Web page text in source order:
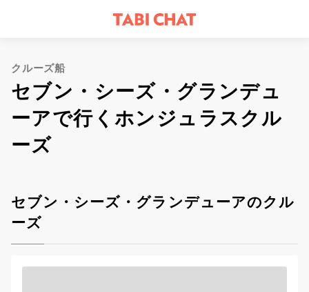
クルーズ船
セブン・シーズ・グランデュ
ーアで行くホンジュラスクル
ーズ
セブン・シーズ・グランデューアのクル
ーズ